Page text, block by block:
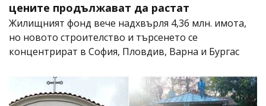
цените продължават да растат
Жилищният фонд вече надхвърля 4,36 млн. имота,
но новото строителство и търсенето се
концентрират в София, Пловдив, Варна и Бургас